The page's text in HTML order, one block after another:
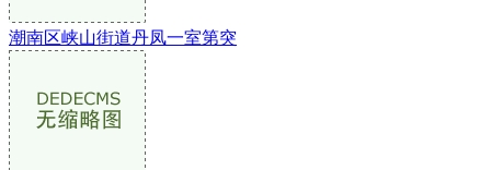
潮南区峡山街道丹凤一室第突